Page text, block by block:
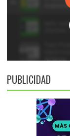
PUBLICIDAD